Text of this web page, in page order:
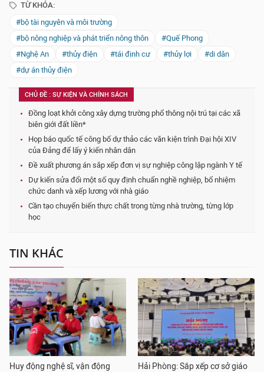
TỪ KHÓA:
#bộ tài nguyên và môi trường
#bộ nông nghiệp và phát triển nông thôn
#Quế Phong
#Nghệ An
#thủy điện #tái định cư #thủy lợi
#di dân
#dự án thủy điện
CHỦ ĐỀ : SỰ KIỆN VÀ CHÍNH SÁCH
Đồng loạt khởi công xây dựng trường phổ thông nội trú tại các xã
biên giới đất liền*
Họp báo quốc tế công bố dự thảo các văn kiện trình Đại hội XIV
của Đảng để lấy ý kiến nhân dân
Đề xuất phương án sắp xếp đơn vị sự nghiệp công lập ngành Y tế
Dự kiến sửa đổi một số quy định chuẩn nghề nghiệp, bổ nhiệm
chức danh và xếp lương với nhà giáo
Cần tạo chuyển biến thực chất trong từng nhà trường, từng lớp
học
TIN KHÁC
Huy động nghệ sĩ, vận động
Hải Phòng: Sắp xếp cơ sở giáo